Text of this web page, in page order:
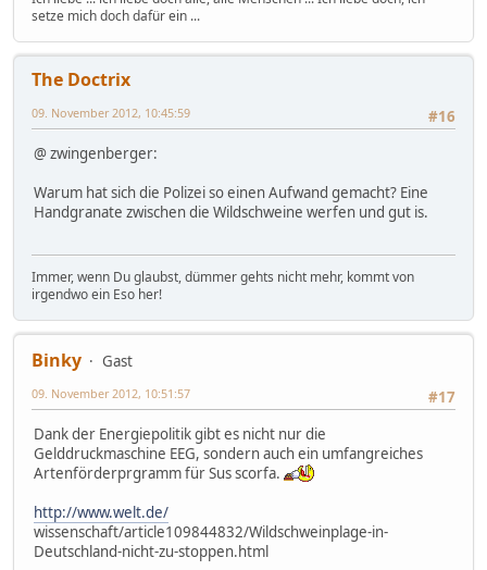
setze mich doch dafür ein ...
The Doctrix
#16
09. November 2012, 10:45:59
@ zwingenberger:
Warum hat sich die Polizei so einen Aufwand gemacht? Eine
Handgranate zwischen die Wildschweine werfen und gut is.
Immer, wenn Du glaubst, dümmer gehts nicht mehr, kommt von
irgendwo ein Eso her!
Binky
Gast
#17
09. November 2012, 10:51:57
Dank der Energiepolitik gibt es nicht nur die
Gelddruckmaschine EEG, sondern auch ein umfangreiches
Artenförderprgramm für Sus scorfa.
http://www.welt.de/
wissenschaft/article109844832/Wildschweinplage-in-
Deutschland-nicht-zu-stoppen.html